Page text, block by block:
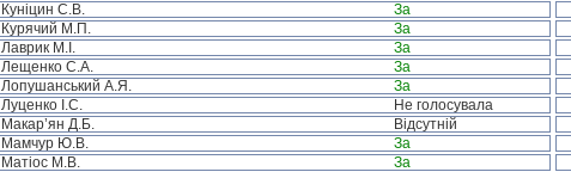
Куніцин С.В.
За
Курячий М.П.
За
Лаврик М.І.
За
Лещенко С.А.
За
Лопушанський А.Я.
За
Луценко І.С.
Не голосувала
Макар’ян Д.Б.
Відсутній
Мамчур Ю.В.
За
Матіос М.В.
За